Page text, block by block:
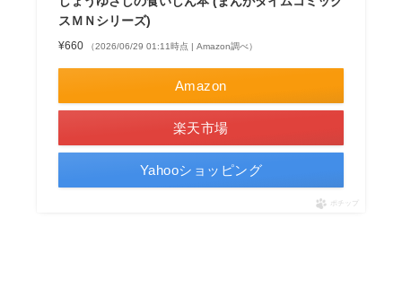
スＭＮシリーズ)
¥660 （2026/06/29 01:11時点 | Amazon調べ）
Amazon
楽天市場
Yahooショッピング
ポチップ